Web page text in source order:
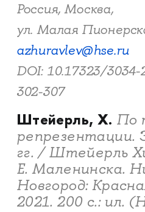
Россия, Москва,
ул. Малая
azhuravlev@hse.ru
DOI: 10.17323/
302-307
Штейерль, Х. По
репрезентации.
гг. / Штейерль
Е. Маленинска.
Новгород:
2021. 200 с.: ил.